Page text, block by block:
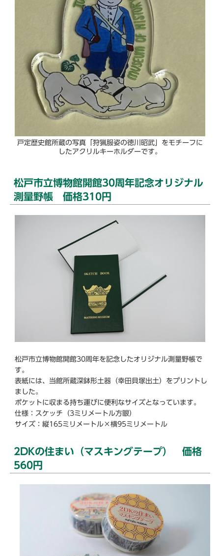
戸定歴史館所蔵の写真「狩猟服姿の徳川昭武」をモチーフに
したアクリルキーホルダーです。
松戸市立博物館開館30周年記念オリジナル
測量野帳 価格310円
松戸市立博物館開館30周年を記念したオリジナル測量野帳で
す。
表紙には、当館所蔵深鉢形土器（幸田貝塚出土）をプリントし
ました。
ポケットに収まる持ち運びに便利なサイズとなっています。
仕様：スケッチ（3ミリメートル方眼）
サイズ：縦165ミリメートル×横95ミリメートル
2DKの住まい（マスキングテープ） 価格
560円